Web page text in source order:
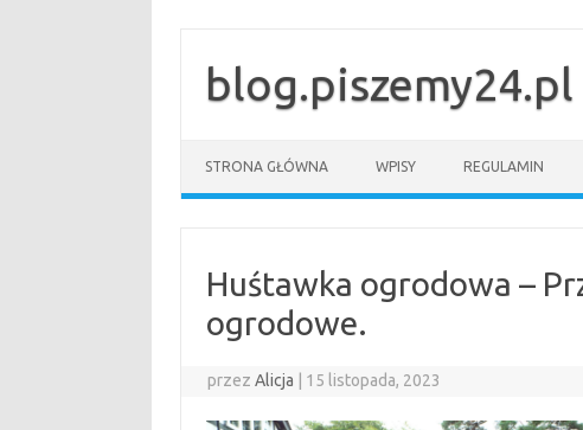
treściblog.piszemy24.pl
STRONA GŁÓWNA WPISY REGULAMIN
Huśtawka ogrodowa –
ogrodowe.
przezAlicja 15 listopada, 2023